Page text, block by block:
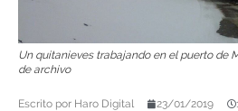
Un quitanieves trabajando en el puerto de
de archivo
Escrito por Haro Digital 23/01/2019